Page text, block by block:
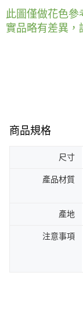
此圖僅做花色
實品略有差異，
商品規格
尺寸
產品材質
產地
注意事項